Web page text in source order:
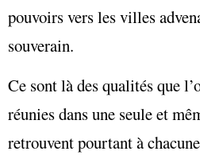
pouvoirs vers les villes
souverain.
Ce sont là des qualités que
réunies dans une seule et
retrouvent pourtant à